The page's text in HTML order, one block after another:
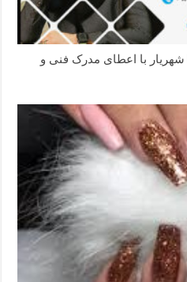
شهریار با اعطای مدرک فنی و